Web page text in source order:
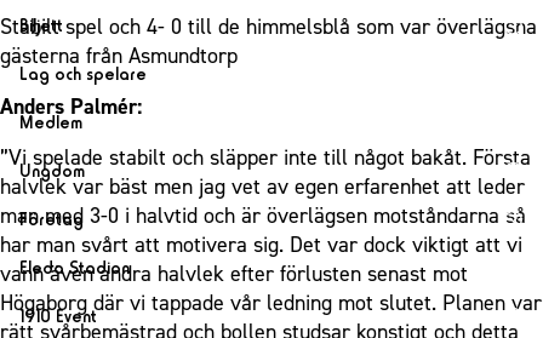
Nyheter
Kalender
Biljett
Biljett
Årskort herr
Mitt MFF
Biljetter till bortamatcher
Biljettvillkor
Lag och spelare
Lag
Herrlaget
Spelare
Ledarstab
Damlaget
Spelare
Medlem
Medlemskap i Malmö FF
Årsmöte 2026
Ungdom
MFF Ungdom
Sommarfotboll
Skånecupen
Fotbollsskolan
Företag
Bli företagspartner
Nätverket
Eleda Stadion
Eleda Stadion
1910 Event
Stabilt spel och 4- 0 till de himmelsblå som var överlägsna
gästerna från Asmundtorp
Anders Palmér:
”Vi spelade stabilt och släpper inte till något bakåt. Första
halvlek var bäst men jag vet av egen erfarenhet att leder
man med 3-0 i halvtid och är överlägsen motståndarna så
har man svårt att motivera sig. Det var dock viktigt att vi
vann även andra halvlek efter förlusten senast mot
Högaborg där vi tappade vår ledning mot slutet. Planen var
rätt svårbemästrad och bollen studsar konstigt och detta